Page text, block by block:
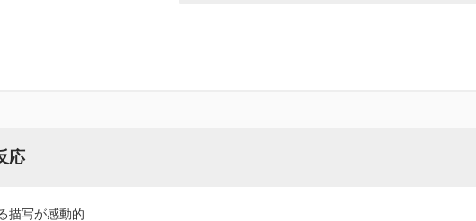
応
描写が感動的